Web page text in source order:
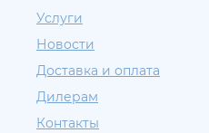
Услуги
Новости
Доставка и оплата
Дилерам
Контакты